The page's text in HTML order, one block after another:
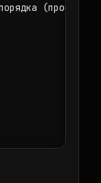
(простая